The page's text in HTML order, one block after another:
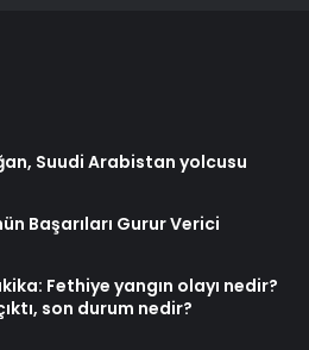
Suudi Arabistan yolcusu
Başarıları Gurur Verici
Fethiye yangın olayı nedir?
son durum nedir?